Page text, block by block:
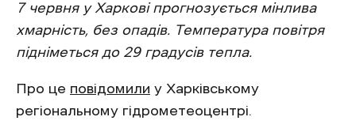
7 червня у Харкові прогнозується мінлива
хмарність, без опадів. Температура повітря
підніметься до 29 градусів тепла.
Про це повідомили у Харківському
регіональному гідрометеоцентрі.